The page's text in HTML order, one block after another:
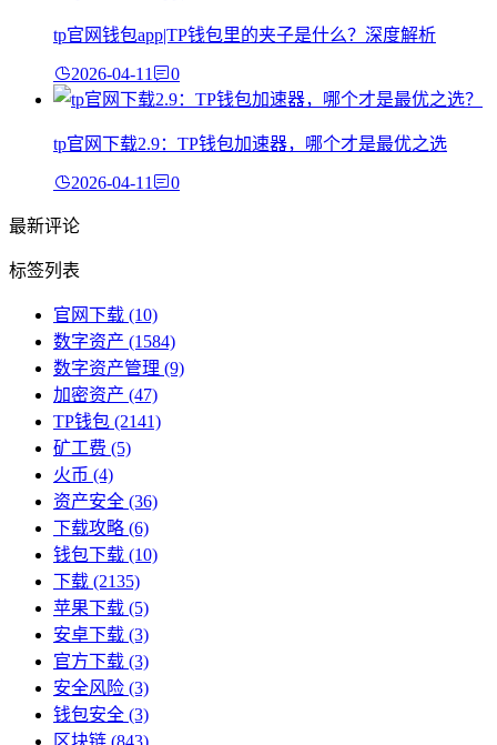
tp官网钱包app|TP钱包里的夹子是什么？深度解析
2026-04-11 0
tp官网下载2.9：TP钱包加速器，哪个才是最优之选
2026-04-11 0
最新评论
标签列表
官网下载 (10)
数字资产 (1584)
数字资产管理 (9)
加密资产 (47)
TP钱包 (2141)
矿工费 (5)
火币 (4)
资产安全 (36)
下载攻略 (6)
钱包下载 (10)
下载 (2135)
苹果下载 (5)
安卓下载 (3)
官方下载 (3)
安全风险 (3)
钱包安全 (3)
区块链 (843)